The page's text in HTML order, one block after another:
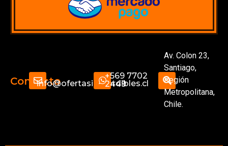
Contactoinfo@ofertasimperdibles.cl
+569 7702
2449
Av. Colon 23,
Santiago,
Región
Metropolitana,
Chile.